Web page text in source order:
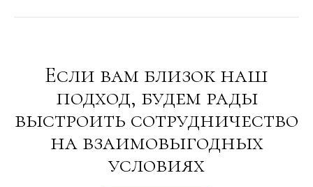
Если вам близок наш
подход, будем рады
выстроить сотрудничество
на взаимовыгодных
условиях